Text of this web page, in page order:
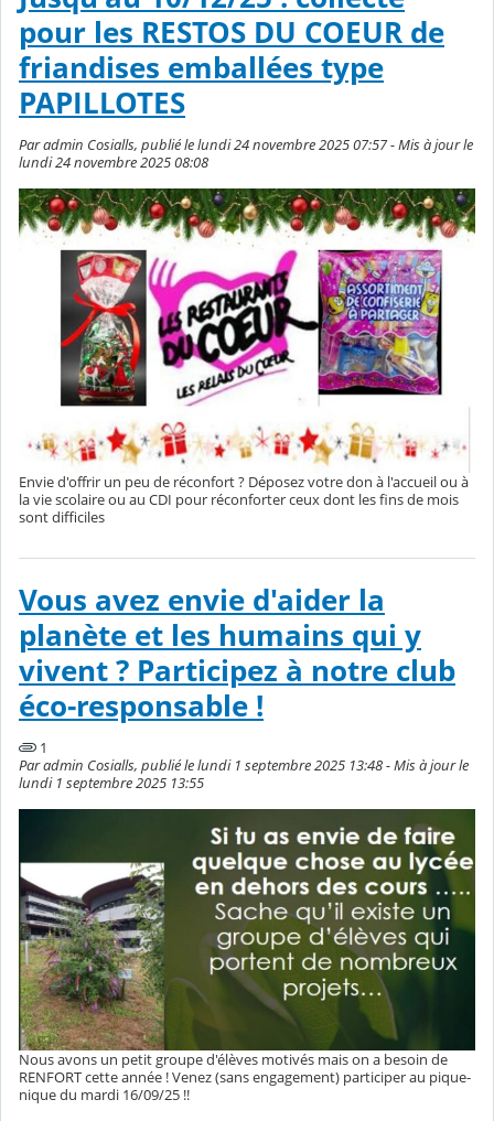
pour les RESTOS DU COEUR de
friandises emballées type
PAPILLOTES
Par admin Cosialls, publié le lundi 24 novembre 2025 07:57 - Mis à jour le
lundi 24 novembre 2025 08:08
Envie d'offrir un peu de réconfort ? Déposez votre don à l'accueil ou à
la vie scolaire ou au CDI pour réconforter ceux dont les fins de mois
sont difficiles
Vous avez envie d'aider la
planète et les humains qui y
vivent ? Participez à notre club
éco-responsable !
1
Par admin Cosialls, publié le lundi 1 septembre 2025 13:48 - Mis à jour le
lundi 1 septembre 2025 13:55
Nous avons un petit groupe d'élèves motivés mais on a besoin de
RENFORT cette année ! Venez (sans engagement) participer au pique-
nique du mardi 16/09/25 !!